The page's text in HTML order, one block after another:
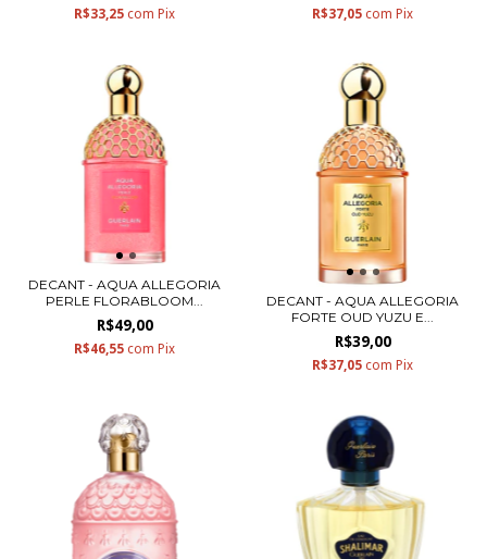
R$33,25 com Pix R$37,05 com Pix
DECANT - AQUA ALLEGORIA
PERLE FLORABLOOM...
R$49,00
R$46,55 com Pix
DECANT - AQUA ALLEGORIA
FORTE OUD YUZU E...
R$39,00
R$37,05 com Pix